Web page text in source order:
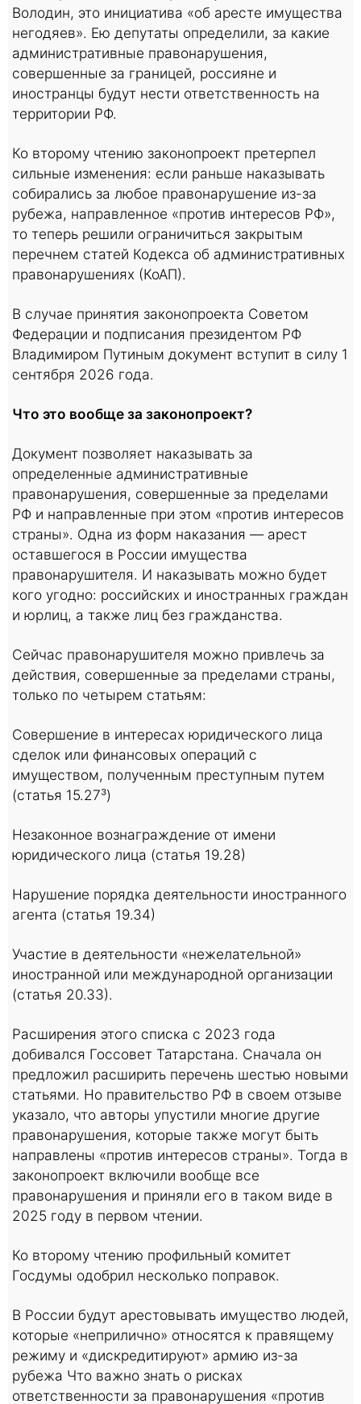
Володин, это инициатива «об аресте имущества
негодяев». Ею депутаты определили, за какие
административные правонарушения,
совершенные за границей, россияне и
иностранцы будут нести ответственность на
территории РФ.
Ко второму чтению законопроект претерпел
сильные изменения: если раньше наказывать
собирались за любое правонарушение из-за
рубежа, направленное «против интересов РФ»,
то теперь решили ограничиться закрытым
перечнем статей Кодекса об административных
правонарушениях (КоАП).
В случае принятия законопроекта Советом
Федерации и подписания президентом РФ
Владимиром Путиным документ вступит в силу 1
сентября 2026 года.
Что это вообще за законопроект?
Документ позволяет наказывать за
определенные административные
правонарушения, совершенные за пределами
РФ и направленные при этом «против интересов
страны». Одна из форм наказания — арест
оставшегося в России имущества
правонарушителя. И наказывать можно будет
кого угодно: российских и иностранных граждан
и юрлиц, а также лиц без гражданства.
Сейчас правонарушителя можно привлечь за
действия, совершенные за пределами страны,
только по четырем статьям:
Совершение в интересах юридического лица
сделок или финансовых операций с
имуществом, полученным преступным путем
(статья 15.27³)
Незаконное вознаграждение от имени
юридического лица (статья 19.28)
Нарушение порядка деятельности иностранного
агента (статья 19.34)
Участие в деятельности «нежелательной»
иностранной или международной организации
(статья 20.33).
Расширения этого списка с 2023 года
добивался Госсовет Татарстана. Сначала он
предложил расширить перечень шестью новыми
статьями. Но правительство РФ в своем отзыве
указало, что авторы упустили многие другие
правонарушения, которые также могут быть
направлены «против интересов страны». Тогда в
законопроект включили вообще все
правонарушения и приняли его в таком виде в
2025 году в первом чтении.
Ко второму чтению профильный комитет
Госдумы одобрил несколько поправок.
В России будут арестовывать имущество людей,
которые «неприлично» относятся к правящему
режиму и «дискредитируют» армию из-за
рубежа Что важно знать о рисках
ответственности за правонарушения «против